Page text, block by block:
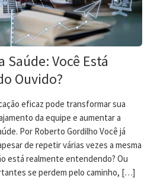
Saúde: Você Está
Ouvido?
eficaz pode transformar sua
da equipe e aumentar a
Por Roberto Gordilho Você já
de repetir várias vezes a mesma
está realmente entendendo? Ou
se perdem pelo caminho, […]